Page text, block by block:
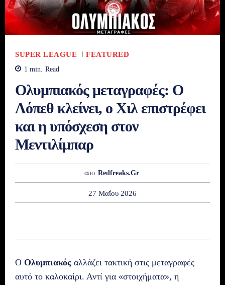
SUPER LEAGUE FEATURED
1 min. Read
Ολυμπιακός μεταγραφές: Ο
Λόπεθ κλείνει, ο Χιλ επιστρέφει
και η υπόσχεση στον
Μεντιλίμπαρ
απο Redfreaks.gr
27 Μαΐου 2026
Ο Ολυμπιακός αλλάζει τακτική στις μεταγραφές
αυτό το καλοκαίρι. Αντί για «στοιχήματα», η